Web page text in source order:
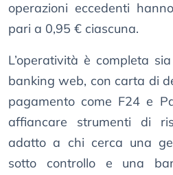
operazioni eccedenti
pari a 0,95 € ciascuna.
L’operatività è completa
banking web, con carta di
pagamento come F24 e
affiancare strumenti di
adatto a chi cerca una
sotto controllo e una